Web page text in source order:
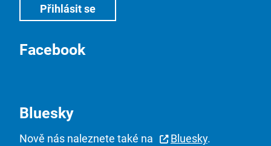
Facebook
Bluesky
Nově nás naleznete také na Bluesky.